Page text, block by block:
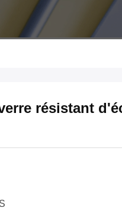
résistant